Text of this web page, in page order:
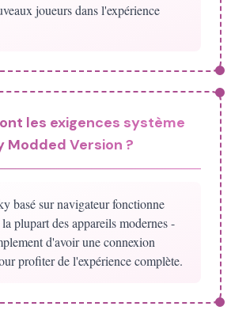
joueurs dans l'expérience
les exigences système
Modded Version ?
basé sur navigateur fonctionne
plupart des appareils modernes -
d'avoir une connexion
profiter de l'expérience complète.